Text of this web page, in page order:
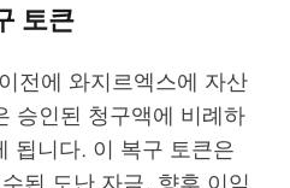
토큰
전에 와지르엑스에 자산
승인된 청구액에 비례하
됩니다. 이 복구 토큰은